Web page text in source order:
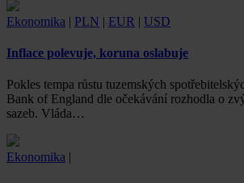
Ekonomika | PLN | EUR | USD
Inflace polevuje, koruna oslabuje
Pokles tempa růstu tuzemských
Bank of England dle očekávání rozhodla o
sazeb. Vláda…
Ekonomika |